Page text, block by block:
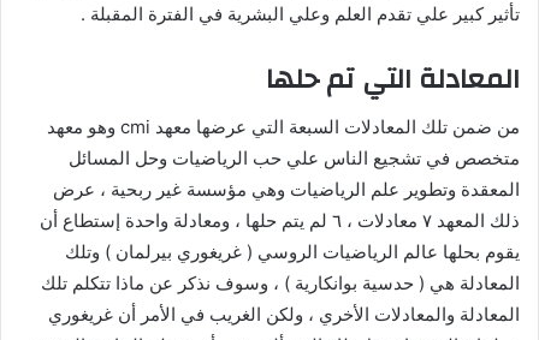
تأثير كبير علي تقدم العلم وعلي البشرية في الفترة المقبلة .
المعادلة التي تم حلها
من ضمن تلك المعادلات السبعة التي عرضها معهد cmi وهو معهد
متخصص في تشجيع الناس علي حب الرياضيات وحل المسائل
المعقدة وتطوير علم الرياضيات وهي مؤسسة غير ربحية ، عرض
ذلك المعهد ٧ معادلات ، ٦ لم يتم حلها ، ومعادلة واحدة إستطاع أن
يقوم بحلها عالم الرياضيات الروسي ( غريغوري بيرلمان ) وتلك
المعادلة هي ( حدسية بوانكارية ) ، وسوف نذكر عن ماذا تتكلم تلك
المعادلة والمعادلات الأخري ، ولكن الغريب في الأمر أن غريغوري